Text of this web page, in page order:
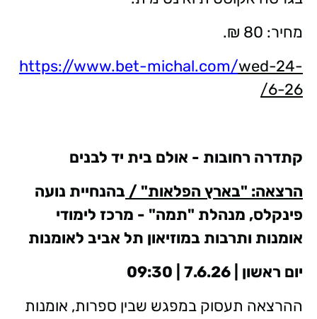
מחיר: 80 ₪.
https://www.bet-michal.com/wed-24-
6-26/
קתדרה רחובות - אולם בית יד לבנים
הרצאה: "בארץ הפלאות" / בהנחיית נועה
פינקלס, מנהלת "תמה" - מרכז לימודי
אומנות ותרבות במוזיאון תל אביב לאומנות
יום ראשון | 7.6.26 | 09:30
ההרצאה תעסוק במפגש שבין ספרות, אומנות